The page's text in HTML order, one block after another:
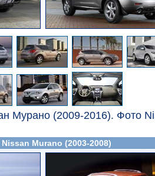
Мурано (2009-2016). Фото
Murano (2003-2008)